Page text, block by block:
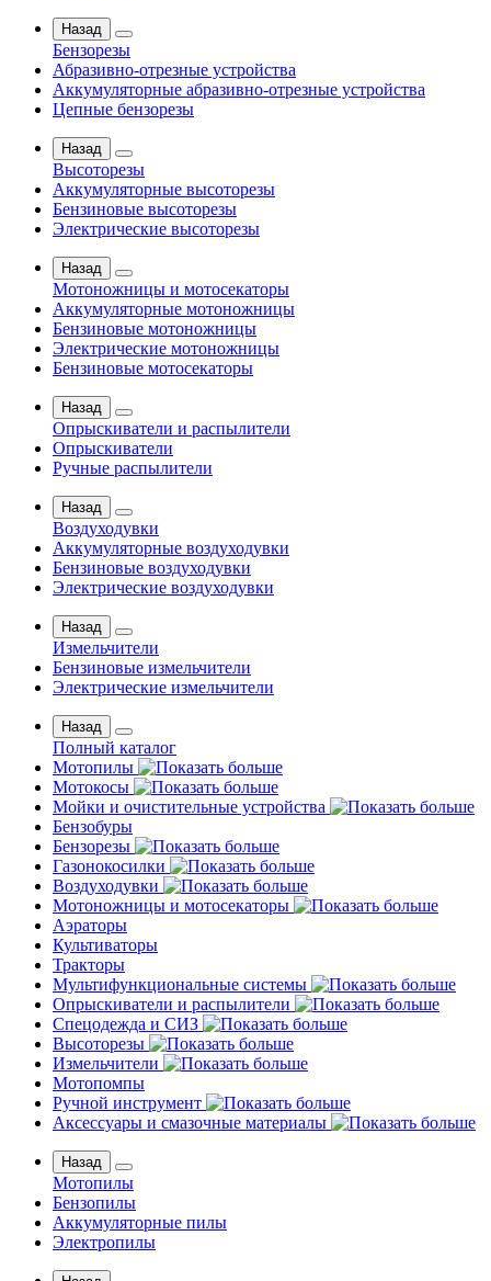
Назад
Бензорезы
Абразивно-отрезные устройства
Аккумуляторные абразивно-отрезные устройства
Цепные бензорезы
Назад
Высоторезы
Аккумуляторные высоторезы
Бензиновые высоторезы
Электрические высоторезы
Назад
Мотоножницы и мотосекаторы
Аккумуляторные мотоножницы
Бензиновые мотоножницы
Электрические мотоножницы
Бензиновые мотосекаторы
Назад
Опрыскиватели и распылители
Опрыскиватели
Ручные распылители
Назад
Воздуходувки
Аккумуляторные воздуходувки
Бензиновые воздуходувки
Электрические воздуходувки
Назад
Измельчители
Бензиновые измельчители
Электрические измельчители
Назад
Полный каталог
Мотопилы
Мотокосы
Мойки и очистительные устройства
Бензобуры
Бензорезы
Газонокосилки
Воздуходувки
Мотоножницы и мотосекаторы
Аэраторы
Культиваторы
Тракторы
Мультифункциональные системы
Опрыскиватели и распылители
Спецодежда и СИЗ
Высоторезы
Измельчители
Мотопомпы
Ручной инструмент
Аксессуары и смазочные материалы
Назад
Мотопилы
Бензопилы
Аккумуляторные пилы
Электропилы